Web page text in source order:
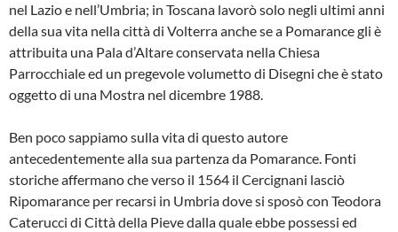
nel Lazio e nell’Umbria; in Toscana lavorò so­lo negli ultimi anni
della sua vita nella cit­tà di Volterra anche se a Pomarance gli è
attribuita una Pala d’Altare conservata nella Chiesa
Parrocchiale ed un pregevo­le volumetto di Disegni che è stato
ogget­to di una Mostra nel dicembre 1988.
Ben poco sappiamo sulla vita di questo autore
antecedentemente alla sua parten­za da Pomarance. Fonti
storiche afferma­no che verso il 1564 il Cercignani lasciò
Ripomarance per recarsi in Umbria dove si sposò con Teodora
Caterucci di Città della Pieve dalla quale ebbe possessi ed